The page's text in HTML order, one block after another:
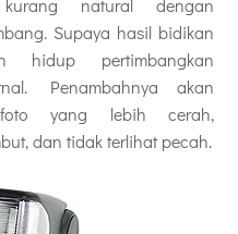
natural dengan
Supaya hasil bidikan
pertimbangkan
Penambahnya akan
foto yang lebih cerah,
dan tidak terlihat pecah.